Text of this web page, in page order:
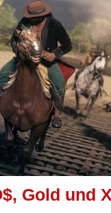
Gold und